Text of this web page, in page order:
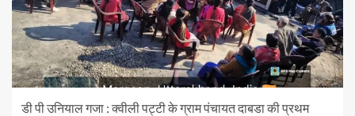
डी पी उनियाल गजा : क्वीली पट्टी के ग्राम पंचायत दाबडा की प्रथम